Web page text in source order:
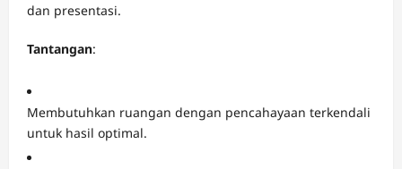
dan presentasi.
Tantangan:
Membutuhkan ruangan dengan pencahayaan terkendali
untuk hasil optimal.